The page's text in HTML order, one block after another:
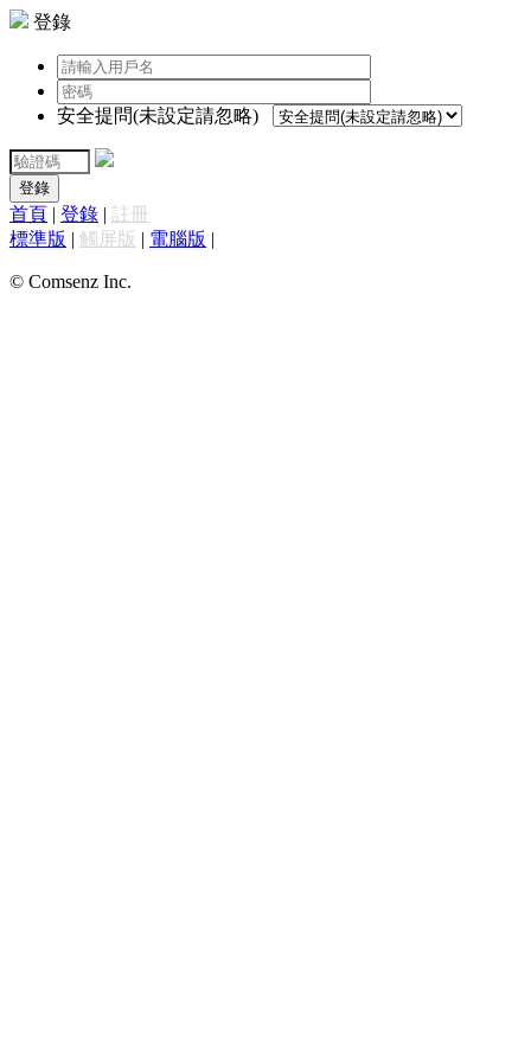
登錄
安全提問(未設定請忽略)
登錄
首頁 | 登錄 | 註冊
標準版 | 觸屏版 | 電腦版 |
© Comsenz Inc.